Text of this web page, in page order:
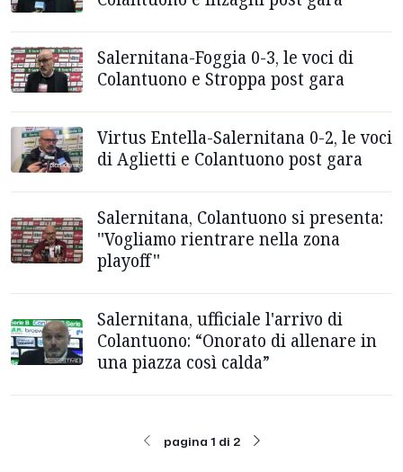
Salernitana-Foggia 0-3, le voci di
Colantuono e Stroppa post gara
Virtus Entella-Salernitana 0-2, le voci
di Aglietti e Colantuono post gara
Salernitana, Colantuono si presenta:
''Vogliamo rientrare nella zona
playoff''
Salernitana, ufficiale l'arrivo di
Colantuono: “Onorato di allenare in
una piazza così calda”
pagina 1 di 2